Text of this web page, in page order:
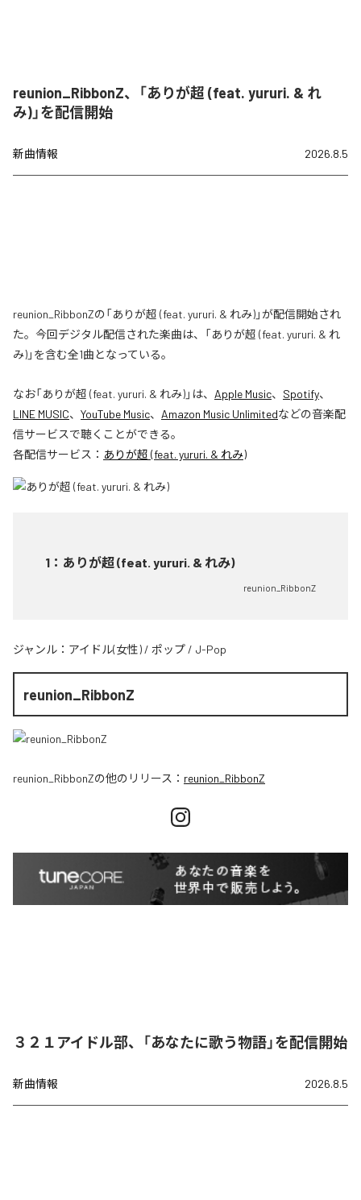
reunion_RibbonZ、「ありが超 (feat. yururi. & れ
み)」を配信開始
新曲情報 2026.8.5
reunion_RibbonZの「ありが超 (feat. yururi. & れみ)」が配信開始され
た。今回デジタル配信された楽曲は、「ありが超 (feat. yururi. & れ
み)」を含む全1曲となっている。
なお「ありが超 (feat. yururi. & れみ)」は、 Apple Music、 Spotify、
LINE MUSIC、 YouTube Music、 Amazon Music Unlimitedなどの音楽配
信サービスで聴くことができる。
各配信サービス： ありが超 (feat. yururi. & れみ)
1 ： ありが超 (feat. yururi. & れみ)
reunion_RibbonZ
ジャンル： アイドル(女性) / ポップ / J-Pop
reunion_RibbonZ
reunion_RibbonZの他のリリース： reunion_RibbonZ
３２１アイドル部、「あなたに歌う物語」を配信開始
新曲情報 2026.8.5